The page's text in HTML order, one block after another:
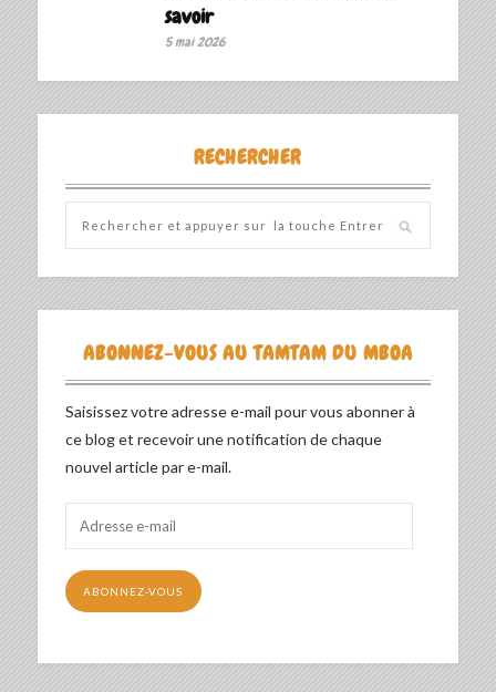
savoir ‎
5 mai 2026
RECHERCHER
ABONNEZ-VOUS AU TAMTAM DU MBOA
Saisissez votre adresse e-mail pour vous abonner à
ce blog et recevoir une notification de chaque
nouvel article par e-mail.
mail
ABONNEZ-VOUS